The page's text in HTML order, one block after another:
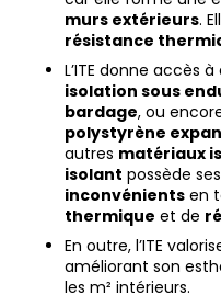
murs extérieurs.
résistance
L’ITE donne accès
isolation sous
bardage, ou
polystyrène
autres matériaux
isolant possède ses
inconvénientsen
thermique et de
En outre, l’ITE
améliorant son
les m² intérieurs.